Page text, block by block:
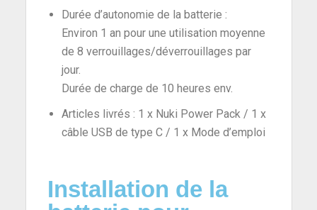
Durée d’autonomie de la batterie :
Environ 1 an pour une utilisation moyenne
de 8 verrouillages/déverrouillages par
jour.
Durée de charge de 10 heures env.
Articles livrés : 1 x Nuki Power Pack / 1 x
câble USB de type C / 1 x Mode d’emploi
Installation de la